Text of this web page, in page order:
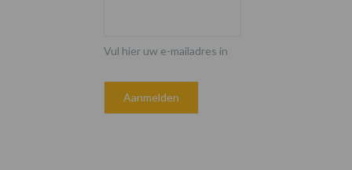
Vul hier uw e-mailadres in